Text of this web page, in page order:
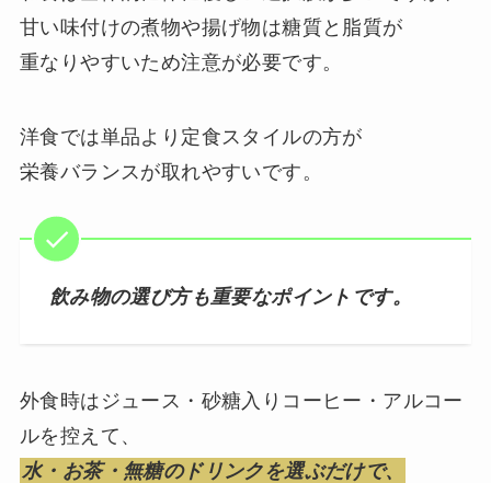
甘い味付けの煮物や揚げ物は糖質と脂質が
重なりやすいため注意が必要です。
洋食では単品より定食スタイルの方が
栄養バランスが取れやすいです。
飲み物の選び方も重要なポイントです。
外食時はジュース・砂糖入りコーヒー・アルコー
ルを控えて、
水・お茶・無糖のドリンクを選ぶだけで、